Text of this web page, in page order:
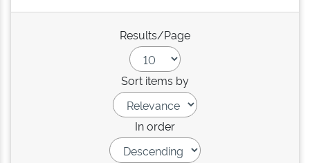
Results/Page
Sort items by
In order